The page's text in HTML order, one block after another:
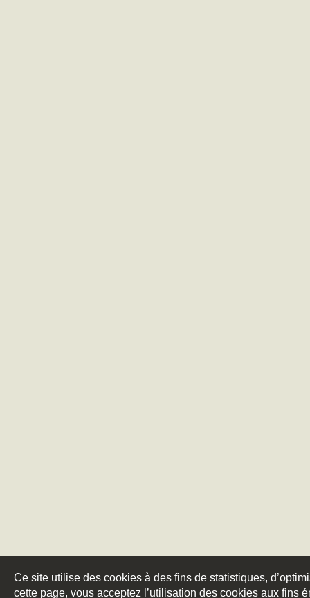
Ce site utilise des cookies à des fins de statistiques,
cette page, vous acceptez l’utilisation des cookies aux fins